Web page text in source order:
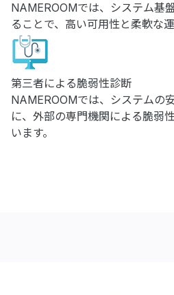
NAMEROOMでは、システム基
ることで、高い可用性と柔軟な
第三者による脆弱性診断
NAMEROOMでは、システムの
に、外部の専門機関による脆弱
います。